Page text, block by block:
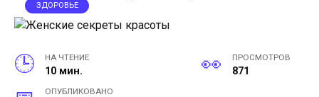
ЗДОРОВЬЕ
НА ЧТЕНИЕ
10 мин.
ПРОСМОТРОВ
871
ОПУБЛИКОВАНО